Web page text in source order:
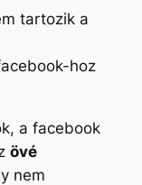
tartozik a
hoz
a facebook
övé
nem